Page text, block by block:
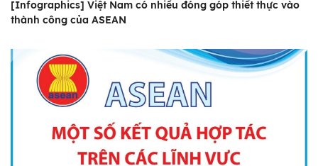
[Infographics] Việt Nam có nhiều đóng góp thiết thực vào
thành công của ASEAN